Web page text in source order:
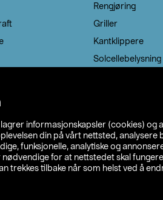
informasjonskapsler (cookies) og
din på vårt nettsted, analysere
funksjonelle, analytiske og
for at nettstedet skal
trekkes tilbake når som helst ved å
Rengjøring
Griller
Kantklippere
Solcellebelysning